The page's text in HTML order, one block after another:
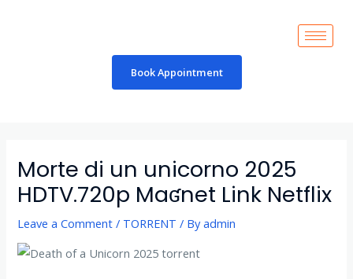
Book Appointment
Morte di un unicorno 2025
HDTV.720p Maʛnet Link Netflix
Leave a Comment / TORRENT / Byadmin